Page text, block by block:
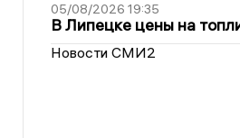
05/08/2026 19:35
В Липецке цены на
Новости СМИ2